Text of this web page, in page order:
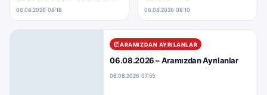
06.08.2026 08:18 06.08.2026 08:10
ARAMIZDAN AYRILANLAR
06.08.2026 – Aramızdan Ayrılanlar
06.08.2026 07:55